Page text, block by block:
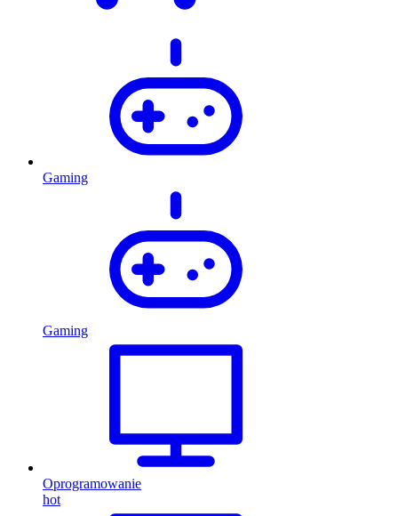
Gaming
Gaming
Oprogramowanie
hot